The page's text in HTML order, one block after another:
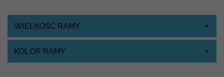
WIELKOŚĆ RAMY
KOLOR RAMY